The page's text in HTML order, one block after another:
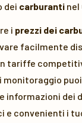
dei carburanti nel
i prezzi dei
facilmente
tariffe
informazioni dei
e convenienti i